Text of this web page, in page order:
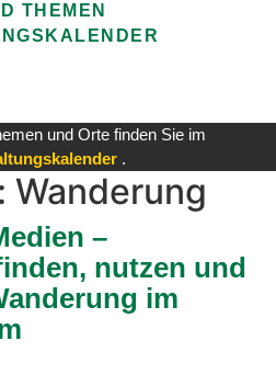
THEMEN
und Orte finden Sie im
.
Wanderung
–
nutzen und
im